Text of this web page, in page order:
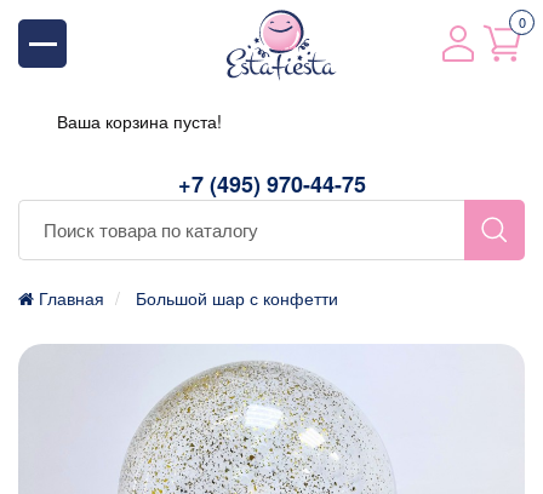
+7 (495) 970-44-75
0
Ваша корзина пуста!
Главная Большой шар с конфетти